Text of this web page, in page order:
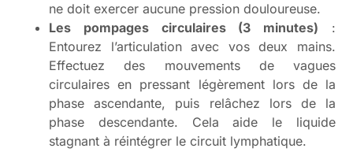
ne doit exercer aucune pression douloureuse.
Les pompages circulaires (3 minutes) :
Entourez l’articulation avec vos deux mains.
Effectuez des mouvements de vagues
circulaires en pressant légèrement lors de la
phase ascendante, puis relâchez lors de la
phase descendante. Cela aide le liquide
stagnant à réintégrer le circuit lymphatique.